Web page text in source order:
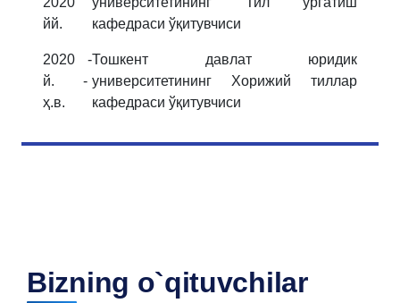
йй.
кафедраси ўқитувчиси
2020
й. -
ҳ.в.
-Тошкент давлат юридик
университетининг Хорижий тиллар
кафедраси ўқитувчиси
Bizning o`qituvchilar